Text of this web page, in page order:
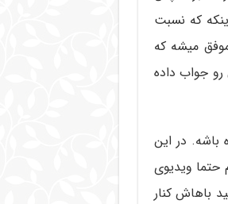
که نسبت
میشه که
جواب داده
در این
حتما ویدیوی
باهاش کنار